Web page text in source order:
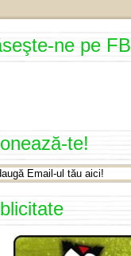
ne pe FB
te!